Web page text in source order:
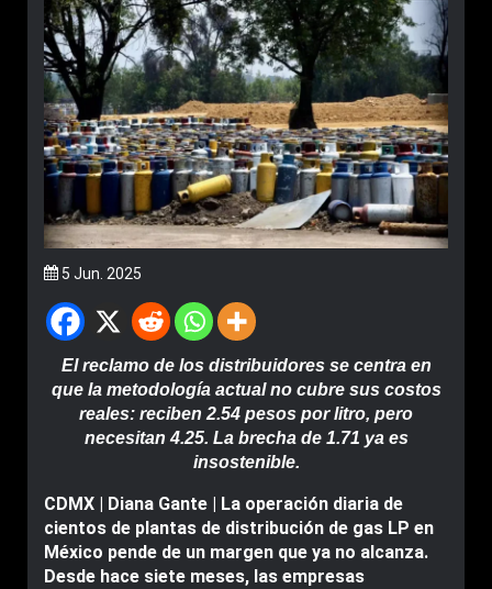
5 Jun. 2025
El reclamo de los distribuidores se centra en
que la metodología actual no cubre sus costos
reales: reciben 2.54 pesos por litro, pero
necesitan 4.25. La brecha de 1.71 ya es
insostenible.
CDMX | Diana Gante | La operación diaria de
cientos de plantas de distribución de gas LP en
México pende de un margen que ya no alcanza.
Desde hace siete meses, las empresas